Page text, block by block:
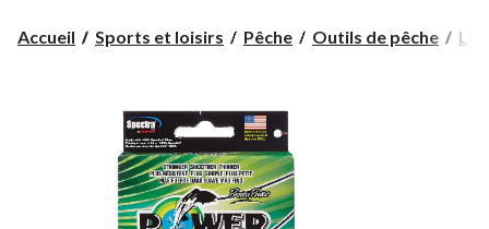
Accueil Sports et loisirs Pêche Outils de pêche